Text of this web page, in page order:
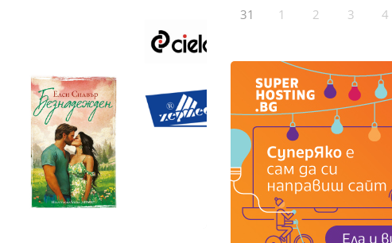
31 1 2 3 4